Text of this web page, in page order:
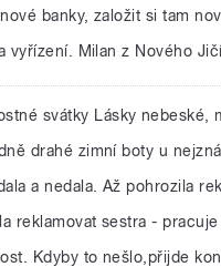
banky, založit si tam
vyřízení. Milan z Nového
svátky Lásky nebeské,
drahé zimní boty u
a nedala. Až pohrozila
reklamovat sestra -
Kdyby to nešlo,přijde